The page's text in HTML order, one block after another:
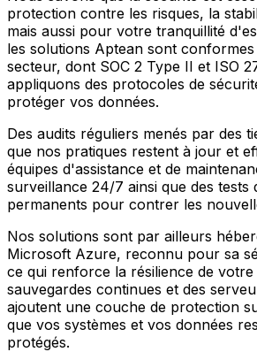
protection contre les risques, la
mais aussi pour votre tranquillité
les solutions Aptean sont
secteur, dont SOC 2 Type II et ISO
appliquons des protocoles de
protéger vos données.
Des audits réguliers menés par des
que nos pratiques restent à jour et
équipes d'assistance et de
surveillance 24/7 ainsi que des tests
permanents pour contrer les
Nos solutions sont par ailleurs
Microsoft Azure, reconnu pour sa
ce qui renforce la résilience de votre
sauvegardes continues et des
ajoutent une couche de protection
que vos systèmes et vos données
protégés.